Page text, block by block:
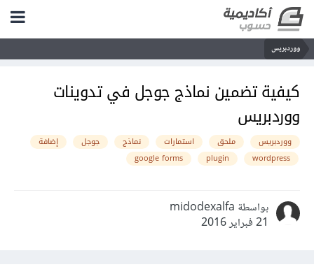
ووردبريس
كيفية تضمين نماذج جوجل في تدوينات
ووردبريس
ووردبريس ملحق استمارات نماذج جوجل
إضافة
wordpress
plugin
google forms
بواسطة midodexalfa
21 فبراير 2016